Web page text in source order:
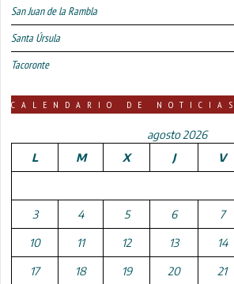
San Juan de la Rambla
Santa Úrsula
Tacoronte
CALENDARIO DE NOTICIAS
agosto 2026
L
M X J V
3 4 5 6 7
10 11 12 13 14
17 18 19 20 21